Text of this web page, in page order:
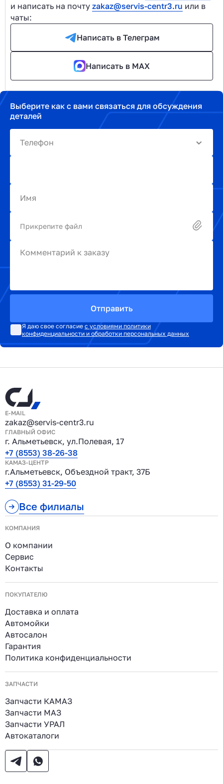
и написать на почту zakaz@servis-centr3.ru или в
чаты:
Написать в Телеграм
Написать в MAX
Выберите как с вами связаться для обсуждения
деталей
Телефон
Имя
Прикрепите файл
Комментарий к заказу
Отправить
Я даю свое согласие с условиями политики
конфиденциальности и обработки персональных данных
E-MAIL
zakaz@servis-centr3.ru
ГЛАВНЫЙ ОФИС
г. Альметьевск, ул.Полевая, 17
+7 (8553) 38-26-38
КАМАЗ-ЦЕНТР
г.Альметьевск, Объездной тракт, 37Б
+7 (8553) 31-29-50
Все филиалы
КОМПАНИЯ
О компании
Сервис
Контакты
ПОКУПАТЕЛЮ
Доставка и оплата
Автомойки
Автосалон
Гарантия
Политика конфиденциальности
ЗАПЧАСТИ
Запчасти КАМАЗ
Запчасти МАЗ
Запчасти УРАЛ
Автокаталоги